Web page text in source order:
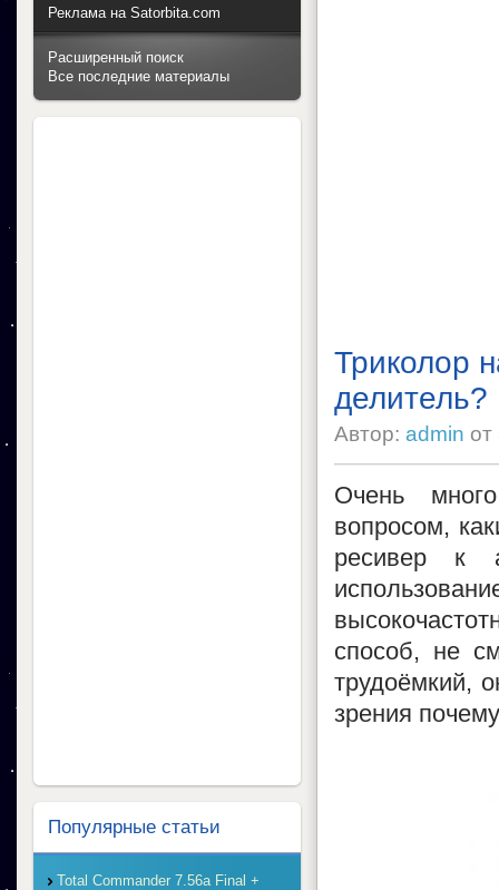
Триколор
делитель?
Автор: admin от
Очень
вопросом,
ресивер к
способ, не
трудоёмкий,
зрения
Реклама на Satorbita.com
Расширенный поиск
Все последние материалы
Популярные статьи
Total Commander 7.56a Final +